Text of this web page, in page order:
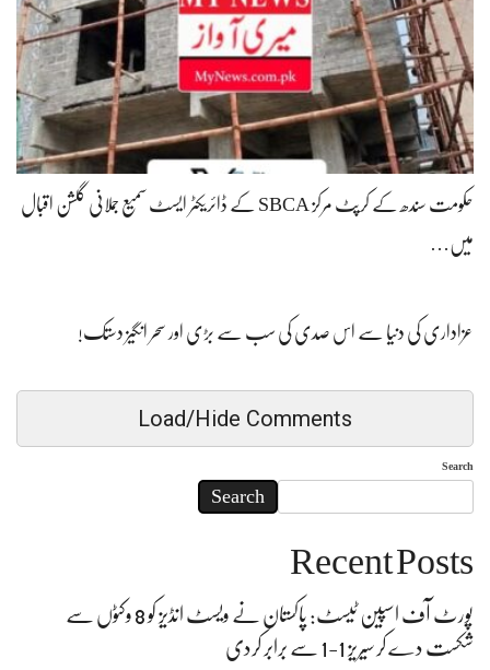
حکومت سندھ کے کرپٹ مرکز SBCA کے ڈائریکٹر ایسٹ سمیع جملانی گلشن اقبال
میں…
عزاداری کی دنیا سے اس صدی کی سب سے بڑی اور سحر انگیز دستک!
Load/Hide Comments
Search
Search
Recent Posts
پورٹ آف اسپین ٹیسٹ: پاکستان نے ویسٹ انڈیز کو 8 وکٹوں سے
شکست دے کر سیریز 1-1 سے برابر کردی